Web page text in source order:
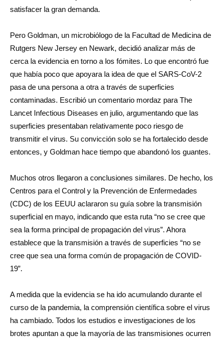
satisfacer la gran demanda.
Pero Goldman, un microbiólogo de la Facultad de Medicina de
Rutgers New Jersey en Newark, decidió analizar más de
cerca la evidencia en torno a los fómites. Lo que encontró fue
que había poco que apoyara la idea de que el SARS-CoV-2
pasa de una persona a otra a través de superficies
contaminadas. Escribió un comentario mordaz para The
Lancet Infectious Diseases en julio, argumentando que las
superficies presentaban relativamente poco riesgo de
transmitir el virus. Su convicción solo se ha fortalecido desde
entonces, y Goldman hace tiempo que abandonó los guantes.
Muchos otros llegaron a conclusiones similares. De hecho, los
Centros para el Control y la Prevención de Enfermedades
(CDC) de los EEUU aclararon su guía sobre la transmisión
superficial en mayo, indicando que esta ruta “no se cree que
sea la forma principal de propagación del virus”. Ahora
establece que la transmisión a través de superficies “no se
cree que sea una forma común de propagación de COVID-
19”.
A medida que la evidencia se ha ido acumulando durante el
curso de la pandemia, la comprensión científica sobre el virus
ha cambiado. Todos los estudios e investigaciones de los
brotes apuntan a que la mayoría de las transmisiones ocurren